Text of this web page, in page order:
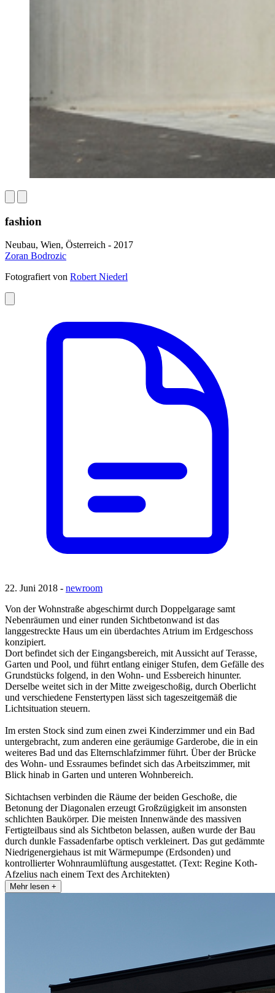
fashion
Neubau, Wien, Österreich - 2017
Zoran Bodrozic
Fotografiert von Robert Niederl
22. Juni 2018 - newroom
Von der Wohnstraße abgeschirmt durch Doppelgarage samt
Nebenräumen und einer runden Sichtbetonwand ist das
langgestreckte Haus um ein überdachtes Atrium im Erdgeschoss
konzipiert.
Dort befindet sich der Eingangsbereich, mit Aussicht auf Terasse,
Garten und Pool, und führt entlang einiger Stufen, dem Gefälle des
Grundstücks folgend, in den Wohn- und Essbereich hinunter.
Derselbe weitet sich in der Mitte zweigeschoßig, durch Oberlicht
und verschiedene Fenstertypen lässt sich tageszeitgemäß die
Lichtsituation steuern.
Im ersten Stock sind zum einen zwei Kinderzimmer und ein Bad
untergebracht, zum anderen eine geräumige Garderobe, die in ein
weiteres Bad und das Elternschlafzimmer führt. Über der Brücke
des Wohn- und Essraumes befindet sich das Arbeitszimmer, mit
Blick hinab in Garten und unteren Wohnbereich.
Sichtachsen verbinden die Räume der beiden Geschoße, die
Betonung der Diagonalen erzeugt Großzügigkeit im ansonsten
schlichten Baukörper. Die meisten Innenwände des massiven
Fertigteilbaus sind als Sichtbeton belassen, außen wurde der Bau
durch dunkle Fassadenfarbe optisch verkleinert. Das gut gedämmte
Niedrigenergiehaus ist mit Wärmepumpe (Erdsonden) und
kontrollierter Wohnraumlüftung ausgestattet. (Text: Regine Koth-
Afzelius nach einem Text des Architekten)
Mehr lesen +